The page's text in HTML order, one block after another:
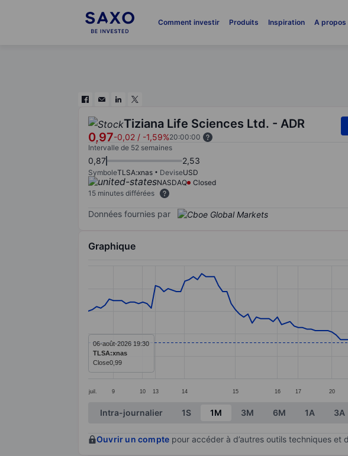
Comment investir Produits Inspiration A propos
Tiziana Life Sciences Ltd. - ADR
0,97-0,02 / -1,59%20:00:00
Intervalle de 52 semaines
0,87 2,53
SymboleTLSA:xnas DeviseUSD
NASDAQ
Closed
15 minutes différées
Données fournies par
Graphique
Line chart with 145 data points.
The chart has 1 X axis displaying categories.
The chart has 1 Y axis displaying values. Data ranges
juil. 9 10 13 14 15 16 17 20
06-août-2026 19:30
TLSA:xnas
Close0,99
End of interactive chart.
Intra-journalier 1S 1M 3M 6M 1A 3A
Ouvrir un compte pour accéder à d’autres outils techniques et